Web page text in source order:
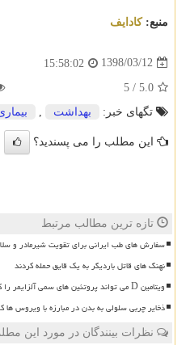
منبع:كادایف
1398/03/12
15:58:02
5.0
/
5
تگهای خبر:
بهداشت
این مطلب را می پسندید؟
تازه ترین مطالب مرتبط
سفارش های طب ایرانی برای تقویت شیرمادر و
نهنگ های قاتل باردیگر به یک قایق حمله کردند
ویتامین D می تواند پروتئین های سمی آلزایمر را کم کند
ذخایر چربی سلولی به بدن در مبارزه با ویروس ها
نظرات بینندگان در مورد این